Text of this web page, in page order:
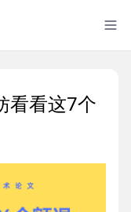
看看这7个